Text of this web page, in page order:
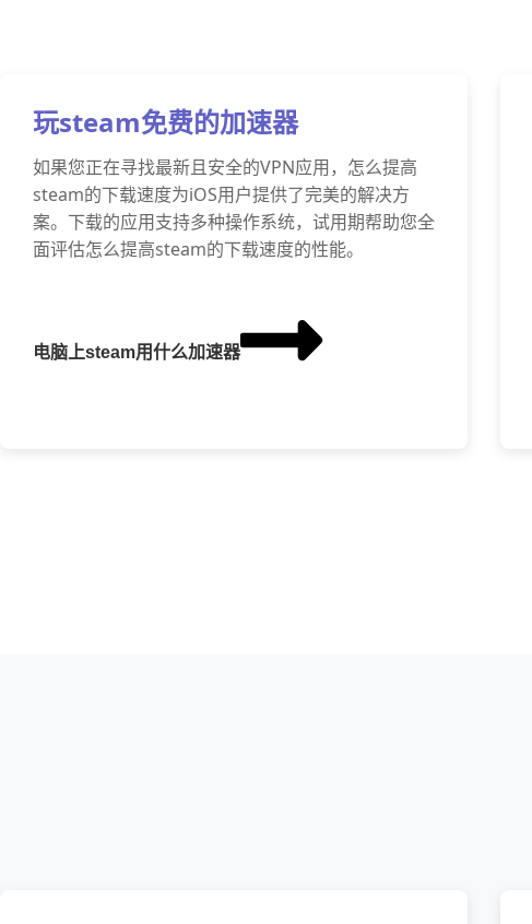
玩steam免费的加速器
如果您正在寻找最新且安全的VPN应用，怎么提高
steam的下载速度为iOS用户提供了完美的解决方
案。下载的应用支持多种操作系统，试用期帮助您全
面评估怎么提高steam的下载速度的性能。
电脑上steam用什么加速器